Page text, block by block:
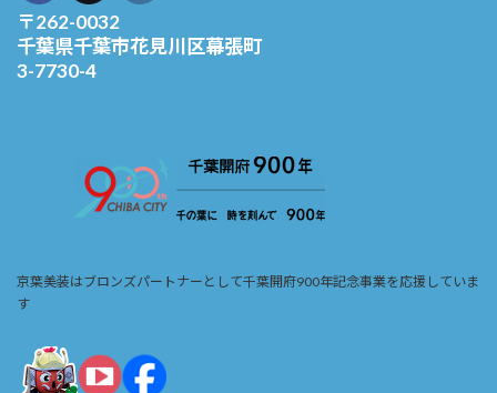
〒262-0032
千葉県千葉市花見川区幕張町
3-7730-4
京葉美装はブロンズパートナーとして千葉開府900年記念事業を応援していま
す